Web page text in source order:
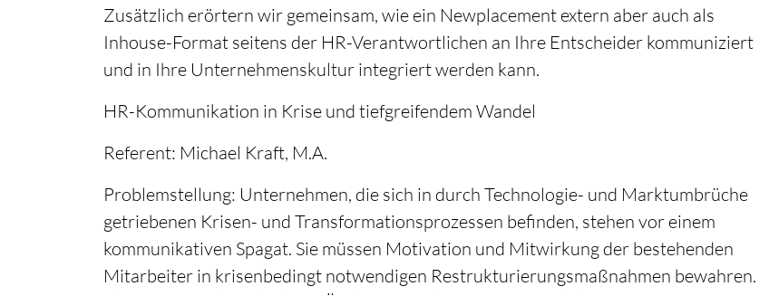
Zusätzlich erörtern wir gemeinsam, wie ein Newplacement extern aber auch als
Inhouse-Format seitens der HR-Verantwortlichen an Ihre Entscheider kommuniziert
und in Ihre Unternehmenskultur integriert werden kann.
HR-Kommunikation in Krise und tiefgreifendem Wandel
Referent: Michael Kraft, M.A.
Problemstellung: Unternehmen, die sich in durch Technologie- und Marktumbrüche
getriebenen Krisen- und Transformationsprozessen befinden, stehen vor einem
kommunikativen Spagat. Sie müssen Motivation und Mitwirkung der bestehenden
Mitarbeiter in krisenbedingt notwendigen Restrukturierungsmaßnahmen bewahren.